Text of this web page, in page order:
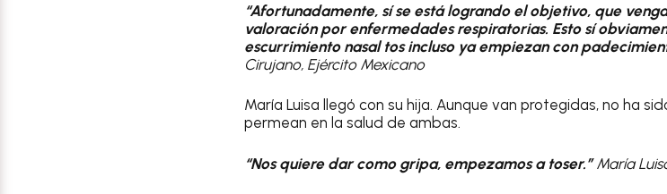
“Afortunadamente, sí se está logrando el objetivo, que
valoración por enfermedades respiratorias. Esto sí
escurrimiento nasal tos incluso ya empiezan con
Cirujano, Ejército Mexicano
María Luisa llegó con su hija. Aunque van protegidas, no ha
permean en la salud de ambas.
“Nos quiere dar como gripa, empezamos a toser.”María